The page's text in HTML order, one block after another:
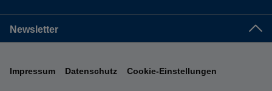
Newsletter
Impressum Datenschutz Cookie-Einstellungen